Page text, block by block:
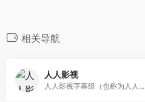
相关导航
人人影视
人人影视字幕组（也称为人人...